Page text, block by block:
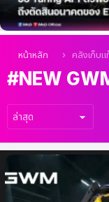
คุณอยู่ที่นี่:
หน้าหลัก คลังเก็บแท็ก: NEW
NEW
ล่าสุด